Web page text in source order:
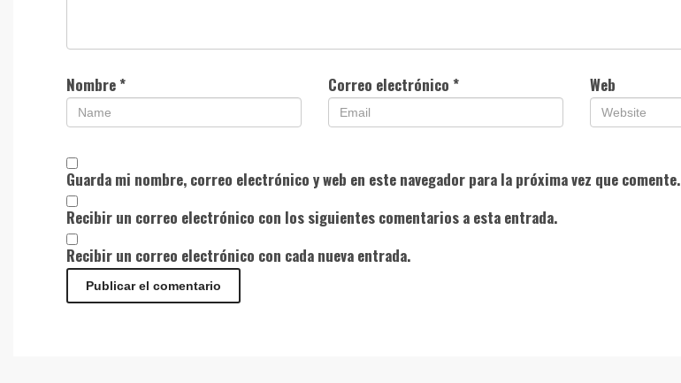
Nombre* Correo electrónico * Web
Guarda mi nombre, correo electrónico y web en este navegador para la próxima vez que comente.
Recibir un correo electrónico con los siguientes comentarios a esta entrada.
Recibir un correo electrónico con cada nueva entrada.